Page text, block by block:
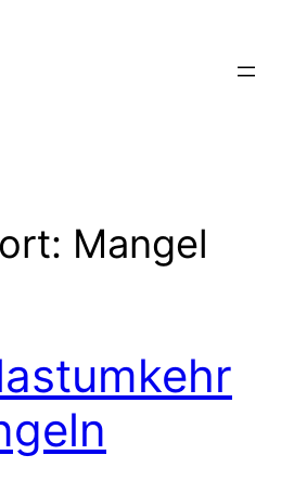
Mangel